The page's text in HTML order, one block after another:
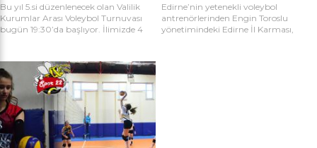
Bu yıl 5.si düzenlenecek olan Valilik
Kurumlar Arası Voleybol Turnuvası
bugün 19:30’da başlıyor. İlimizde 4
bugün başlıyor. Toplamda 14 takımın
katılımıyla düzenlenen 5. Valilik
Voleybol Turnuvasının teknik
toplantısı ve kura çekimi Aliço
Pehlivan Sporcu Eğitim Merkezi
Toplantı Salonu’nda yapıldı.
Toplantıya Voleybol hakemi ve
antrenörü Engin Toroslu, Ayhan […]
Edirne’nin yetenekli voleybol
antrenörlerinden Engin Toroslu
yönetimindeki Edirne İl Karması,